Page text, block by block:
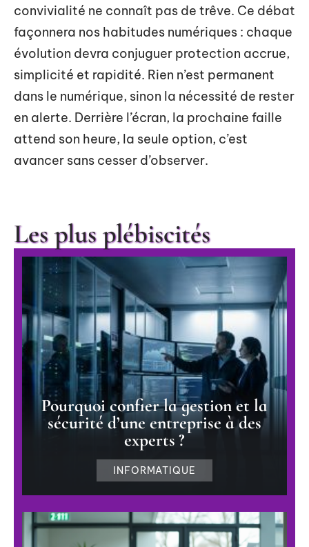
convivialité ne connaît pas de trêve. Ce débat
façonnera nos habitudes numériques : chaque
évolution devra conjuguer protection accrue,
simplicité et rapidité. Rien n’est permanent
dans le numérique, sinon la nécessité de rester
en alerte. Derrière l’écran, la prochaine faille
attend son heure, la seule option, c’est
avancer sans cesser d’observer.
Les plus plébiscités
Pourquoi confier la gestion et la
sécurité d’une entreprise à des
experts ?
INFORMATIQUE